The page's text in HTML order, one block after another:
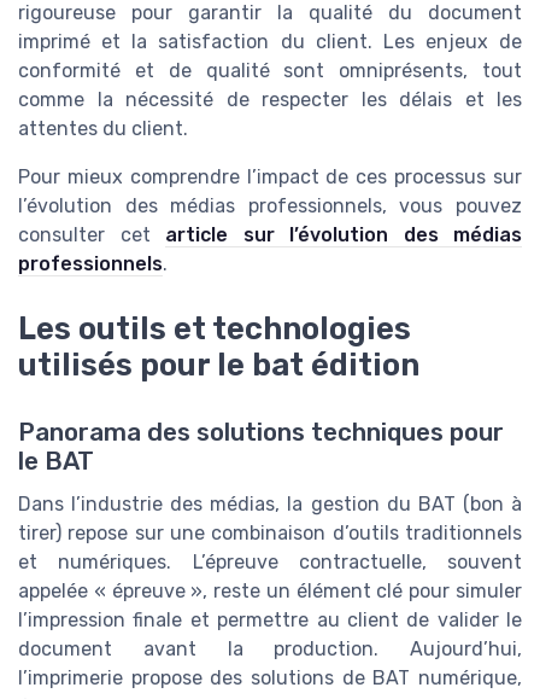
rigoureuse pour garantir la qualité du document
imprimé et la satisfaction du client. Les enjeux de
conformité et de qualité sont omniprésents, tout
comme la nécessité de respecter les délais et les
attentes du client.
Pour mieux comprendre l’impact de ces processus sur
l’évolution des médias professionnels, vous pouvez
consulter cet article sur l’évolution des médias
professionnels.
Les outils et technologies
utilisés pour le bat édition
Panorama des solutions techniques pour
le BAT
Dans l’industrie des médias, la gestion du BAT (bon à
tirer) repose sur une combinaison d’outils traditionnels
et numériques. L’épreuve contractuelle, souvent
appelée « épreuve », reste un élément clé pour simuler
l’impression finale et permettre au client de valider le
document avant la production. Aujourd’hui,
l’imprimerie propose des solutions de BAT numérique,